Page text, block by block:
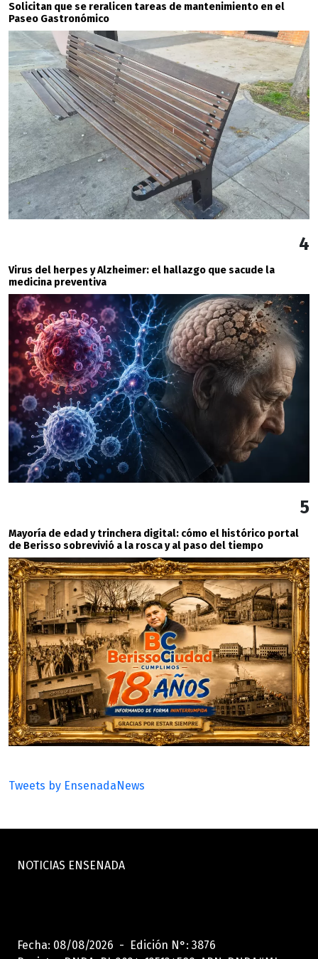
Solicitan que se reralicen tareas de mantenimiento en el
Paseo Gastronómico
4
Virus del herpes y Alzheimer: el hallazgo que sacude la
medicina preventiva
5
Mayoría de edad y trinchera digital: cómo el histórico portal
de Berisso sobrevivió a la rosca y al paso del tiempo
Tweets by EnsenadaNews
NOTICIAS ENSENADA
Fecha: 08/08/2026 - Edición N°: 3876